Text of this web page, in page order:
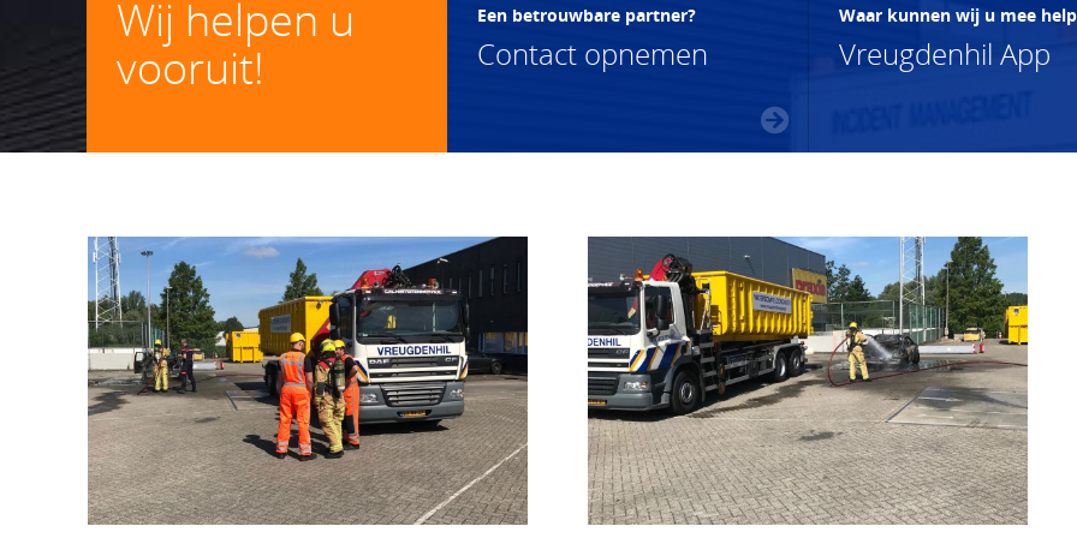
Wij helpen u
vooruit!
Een betrouwbare partner?
Contact opnemen
Waar kunnen wij u mee
Vreugdenhil App